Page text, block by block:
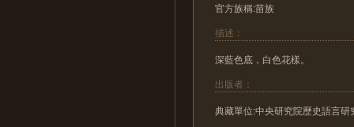
官方族稱:苗族
描述：
深藍色底，白色花樣。
出版者：
典藏單位:中央研究院歷史語言研